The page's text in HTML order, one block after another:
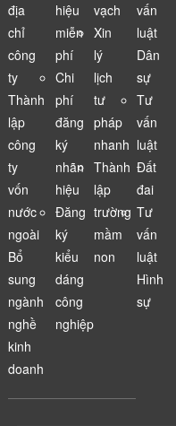
địa
chỉ
công
ty
Thành
lập
công
ty
vốn
nước
ngoài
Bổ
sung
ngành
nghề
kinh
doanh
hiệu
miễn
phí
Chi
phí
đăng
ký
nhãn
hiệu
Đăng
ký
kiểu
dáng
công
nghiệp
vạch
Xin
lý
lịch
tư
pháp
nhanh
Thành
lập
trường
mầm
non
vấn
luật
Dân
sự
Tư
vấn
luật
Đất
đai
Tư
vấn
luật
Hình
sự